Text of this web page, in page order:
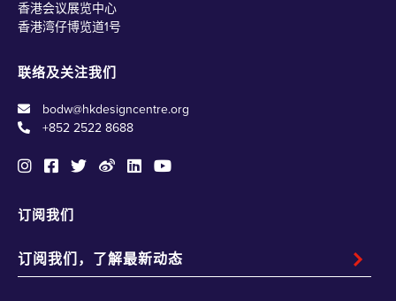
香港会议展览中心
香港湾仔博览道1号
联络及关注我们
bodw@hkdesigncentre.org
+852 2522 8688
订阅我们